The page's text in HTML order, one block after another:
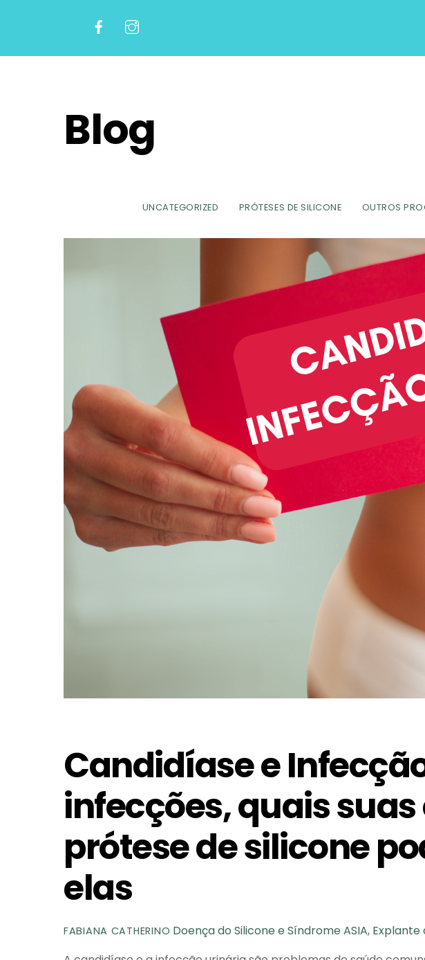
Blog
UNCATEGORIZED PRÓTESES DE SILICONE OUTROS
Candidíase e
infecções, quais
prótese de silicone
elas
FABIANA CATHERINO Doença do Silicone e Síndrome ASIA, Explante